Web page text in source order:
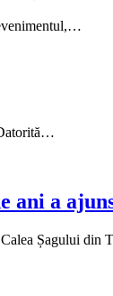
ani a
Șagului din